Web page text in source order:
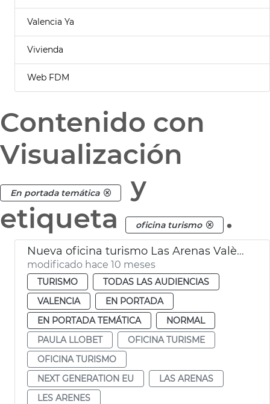
Valencia Ya
Vivienda
Web FDM
Contenido con
Visualización
En portada temática
y
etiqueta
oficina turismo .
Nueva oficina turismo Las Arenas València
modificado hace 10 meses
TURISMO
TODAS LAS AUDIENCIAS
VALENCIA
EN PORTADA
EN PORTADA TEMÁTICA
NORMAL
PAULA LLOBET
OFICINA TURISME
OFICINA TURISMO
NEXT GENERATION EU
LAS ARENAS
LES ARENES